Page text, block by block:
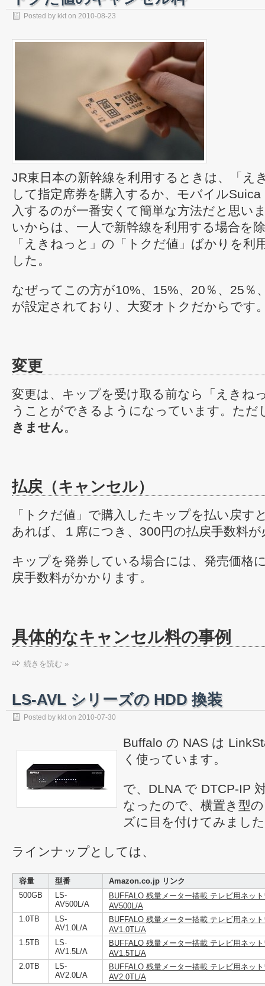
Posted by kkt on 2010-08-23
JR東日本の新幹線を利用するときは、「え
して指定席券を購入するか、モバイル
入するのが一番安くて簡単な方法だと思い
いからは、一人で新幹線を利用する場合を
「えきねっと」の「トクだ値」ばかりを利
した。
なぜってこの方が10%、15%、20％、25％
が設定されており、大変オトクだからです
変更
変更は、キップを受け取る前なら「えきね
うことができるようになっています。ただ
きません。
払戻（キャンセル）
「トクだ値」で購入したキップを払い戻す
あれば、１席につき、300円の払戻手数料
キップを発券している場合には、発売価格
戻手数料がかかります。
具体的なキャンセル料の事例
続きを読む »
LS-AVL シリーズの HDD 換装
Posted by kkt on 2010-07-30
Buffalo の NAS は
く使っています。
で、DLNA で DTCP-IP
なったので、横置き型
ズに目を付けてみまし
ラインナップとしては、
容量 型番
Amazon.co.jp リンク
500GB
LS-
AV500L/A
BUFFALO 残量メーター搭載 テレビ用ネッ
AV500L/A
1.0TB
LS-
AV1.0L/A
BUFFALO 残量メーター搭載 テレビ用ネッ
AV1.0TL/A
1.5TB
LS-
AV1.5L/A
BUFFALO 残量メーター搭載 テレビ用ネッ
AV1.5TL/A
2.0TB
LS-
AV2.0L/A
BUFFALO 残量メーター搭載 テレビ用ネッ
AV2.0TL/A